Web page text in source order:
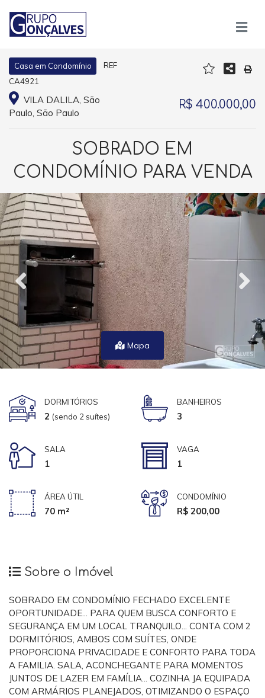
Casa em Condomínio
REF
CA4921
VILA DALILA, São
Paulo, São Paulo
R$ 400.000,00
SOBRADO EM
CONDOMÍNIO PARA VENDA
Mapa
DORMITÓRIOS
2 (sendo 2 suítes)
BANHEIROS
3
SALA
1
VAGA
1
ÁREA ÚTIL
70 m²
CONDOMÍNIO
R$ 200,00
Sobre o Imóvel
SOBRADO EM CONDOMÍNIO FECHADO EXCELENTE
OPORTUNIDADE... PARA QUEM BUSCA CONFORTO E
SEGURANÇA EM UM LOCAL TRANQUILO... CONTA COM 2
DORMITÓRIOS, AMBOS COM SUÍTES, ONDE
PROPORCIONA PRIVACIDADE E CONFORTO PARA TODA
A FAMILIA. SALA, ACONCHEGANTE PARA MOMENTOS
JUNTOS DE LAZER EM FAMÍLIA... COZINHA JA EQUIPADA
COM ARMÁRIOS PLANEJADOS, OTIMIZANDO O ESPAÇO